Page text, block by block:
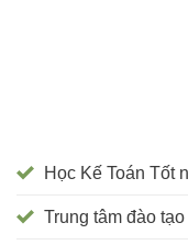
Học Kế Toán Tốt
Trung tâm đào